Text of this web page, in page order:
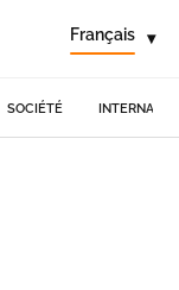
Français ▾
SOCIÉTÉ